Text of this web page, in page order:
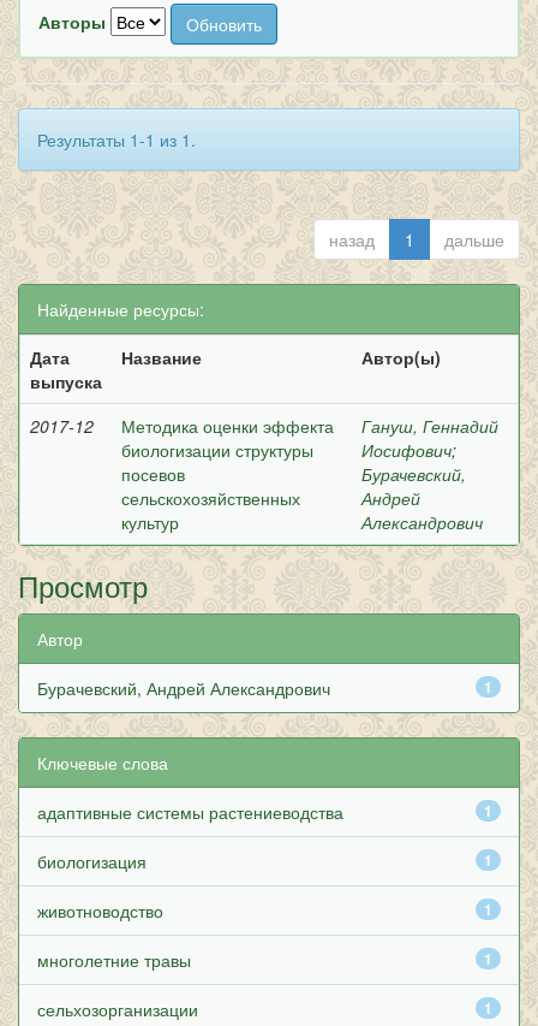
Авторы
Результаты 1-1 из 1.
назад 1 дальше
Найденные ресурсы:
Дата
выпуска
Название Автор(ы)
2017-12
Методика оценки эффекта
биологизации структуры
посевов
сельскохозяйственных
культур
Гануш, Геннадий
Иосифович;
Бурачевский,
Андрей
Александрович
Просмотр
Автор
1
Бурачевский, Андрей Александрович
Ключевые слова
1
адаптивные системы растениеводства
1
биологизация
1
животноводство
1
многолетние травы
1
сельхозорганизации